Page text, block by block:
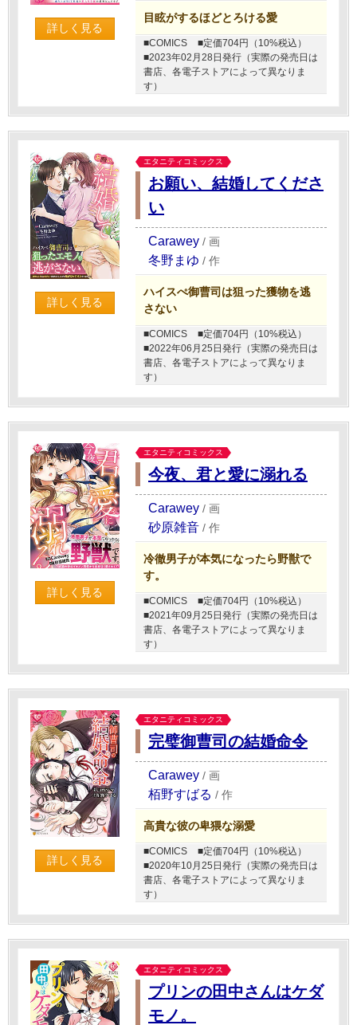
詳しく見る
目眩がするほどとろける愛
■COMICS
■定価704円（10%税込）
■2023年02月28日発行（実際の発売日は
書店、各電子ストアによって異なりま
す）
詳しく見る
エタニティコミックス
お願い、結婚してくださ
い
Carawey / 画
冬野まゆ / 作
ハイスぺ御曹司は狙った獲物を逃
さない
■COMICS
■定価704円（10%税込）
■2022年06月25日発行（実際の発売日は
書店、各電子ストアによって異なりま
す）
詳しく見る
エタニティコミックス
今夜、君と愛に溺れる
Carawey / 画
砂原雑音 / 作
冷徹男子が本気になったら野獣で
す。
■COMICS
■定価704円（10%税込）
■2021年09月25日発行（実際の発売日は
書店、各電子ストアによって異なりま
す）
詳しく見る
エタニティコミックス
完璧御曹司の結婚命令
Carawey / 画
栢野すばる / 作
高貴な彼の卑猥な溺愛
■COMICS
■定価704円（10%税込）
■2020年10月25日発行（実際の発売日は
書店、各電子ストアによって異なりま
す）
エタニティコミックス
プリンの田中さんはケダ
モノ。